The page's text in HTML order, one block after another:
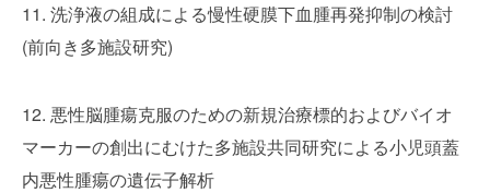
11. 洗浄液の組成による慢性硬膜下血腫再発抑制の検討
(前向き多施設研究)
12. 悪性脳腫瘍克服のための新規治療標的およびバイオ
マーカーの創出にむけた多施設共同研究による小児頭蓋
内悪性腫瘍の遺伝子解析